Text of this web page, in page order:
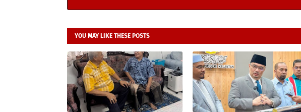
YOU MAY LIKE THESE POSTS